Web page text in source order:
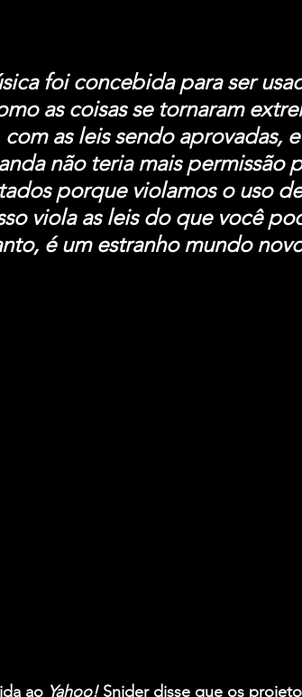
foi concebida para ser
as coisas se tornaram
com as leis sendo aprovadas,
não teria mais permissão
porque violamos o uso
viola as leis do que você
é um estranho mundo
ao Yahoo! Snider disse que os